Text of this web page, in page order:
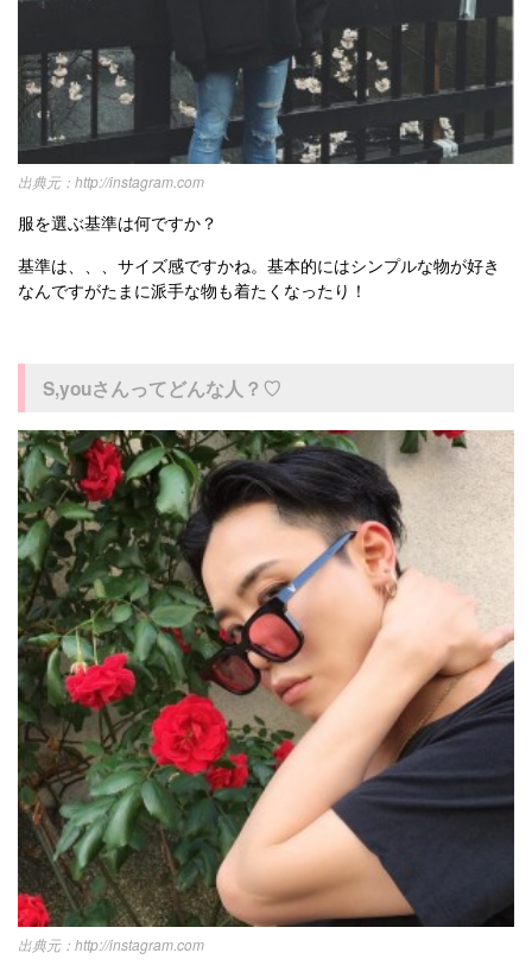
http://instagram.com
服を選ぶ基準は何ですか？
基準は、、、サイズ感ですかね。基本的にはシンプルな物が好き
なんですがたまに派手な物も着たくなったり！
S,youさんってどんな人？♡
http://instagram.com